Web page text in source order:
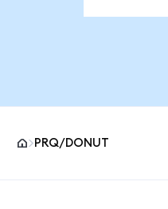
PRQ/DONUT